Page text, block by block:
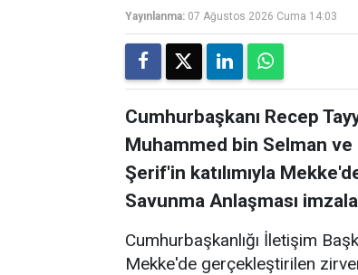
Yayınlanma: 07 Ağustos 2026 Cuma 14:03
Cumhurbaşkanı Recep
Muhammed bin Selman ve
Şerif'in katılımıyla
Savunma Anlaşması
Cumhurbaşkanlığı İletişim
Mekke'de gerçekleştirilen